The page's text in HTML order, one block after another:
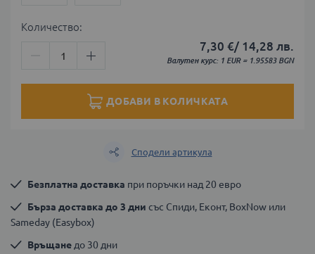
7,30 €/ 14,28 лв.
Валутен курс: 1 EUR = 1.95583 BGN
Количество:
ДОБАВИ В КОЛИЧКАТА
Сподели артикула
Безплатна доставка при поръчки над 20 евро
Бърза доставка до 3 дни със Спиди, Еконт, BoxNow или
Sameday (Easybox)
Връщане до 30 дни